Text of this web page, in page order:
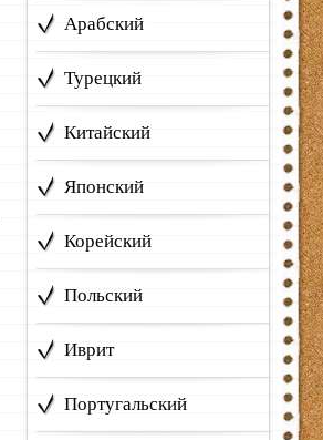
Арабский
Турецкий
Китайский
Японский
Корейский
Польский
Иврит
Португальский